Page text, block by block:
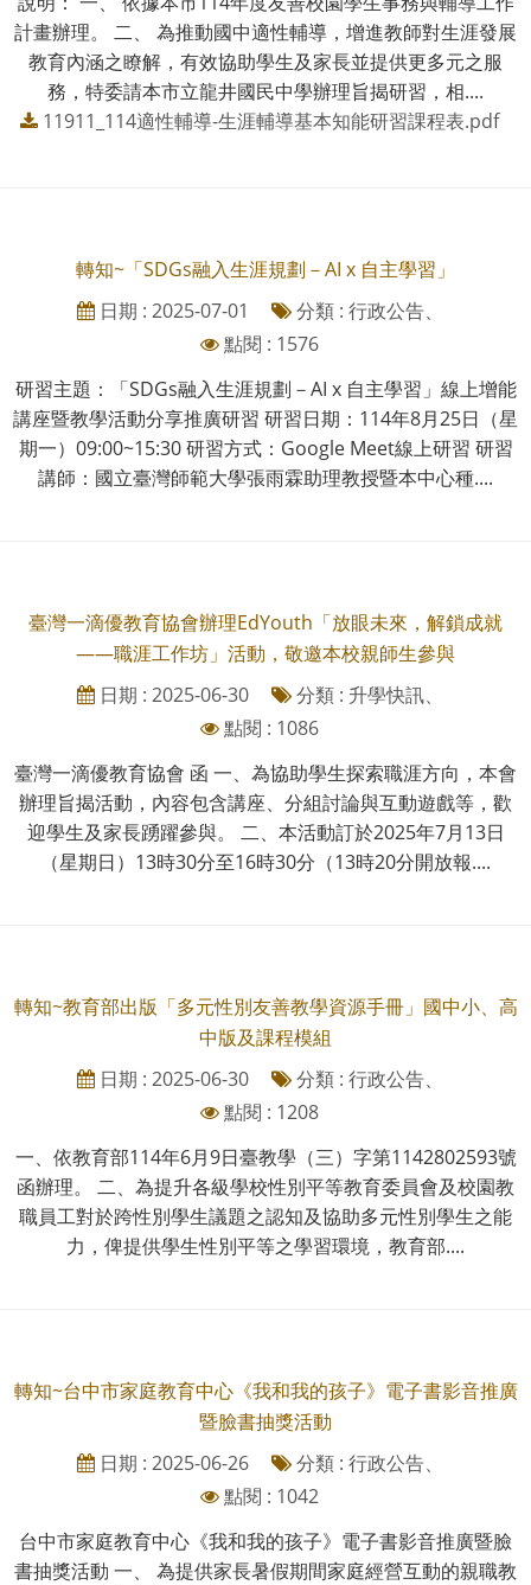
計畫辦理。 二、 為推動國中適性輔導，增進教師對生涯發展
教育內涵之瞭解，有效協助學生及家長並提供更多元之服
務，特委請本市立龍井國民中學辦理旨揭研習，相....
11911_114適性輔導-生涯輔導基本知能研習課程表.pdf
轉知~「SDGs融入生涯規劃－AI x 自主學習」
日期 : 2025-07-01
分類 : 行政公告、
點閱 : 1576
研習主題：「SDGs融入生涯規劃－AI x 自主學習」線上增能
講座暨教學活動分享推廣研習 研習日期：114年8月25日（星
期一）09:00~15:30 研習方式：Google Meet線上研習 研習
講師：國立臺灣師範大學張雨霖助理教授暨本中心種....
臺灣一滴優教育協會辦理EdYouth「放眼未來，解鎖成就
——職涯工作坊」活動，敬邀本校親師生參與
日期 : 2025-06-30
分類 : 升學快訊、
點閱 : 1086
臺灣一滴優教育協會 函 一、為協助學生探索職涯方向，本會
辦理旨揭活動，內容包含講座、分組討論與互動遊戲等，歡
迎學生及家長踴躍參與。 二、本活動訂於2025年7月13日
（星期日）13時30分至16時30分（13時20分開放報....
轉知~教育部出版「多元性別友善教學資源手冊」國中小、高
中版及課程模組
日期 : 2025-06-30
分類 : 行政公告、
點閱 : 1208
一、依教育部114年6月9日臺教學（三）字第1142802593號
函辦理。 二、為提升各級學校性別平等教育委員會及校園教
職員工對於跨性別學生議題之認知及協助多元性別學生之能
力，俾提供學生性別平等之學習環境，教育部....
轉知~台中市家庭教育中心《我和我的孩子》電子書影音推廣
暨臉書抽獎活動
日期 : 2025-06-26
分類 : 行政公告、
點閱 : 1042
台中市家庭教育中心《我和我的孩子》電子書影音推廣暨臉
書抽獎活動 一、 為提供家長暑假期間家庭經營互動的親職教